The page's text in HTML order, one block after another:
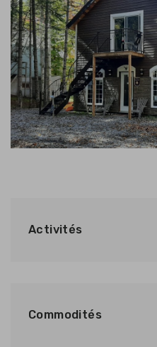
Activités
Commodités